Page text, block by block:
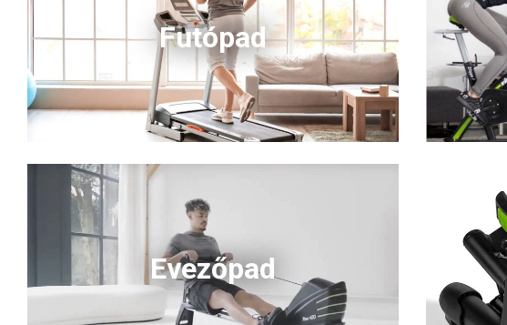
Futópad
Evezőpad